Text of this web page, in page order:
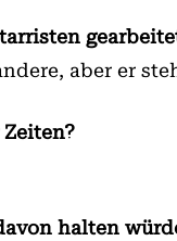
aber er
halten